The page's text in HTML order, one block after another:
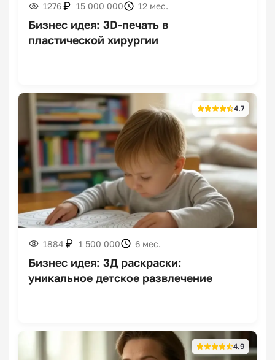
Франшизы магазинов
инструментов
Франшизы фермерских
магазинов
Франшизы крымских вин
станций
1276 15 000 000 12 мес.
Бизнес идея: 3D-печать в
пластической хирургии
4.7
1884 1 500 000 6 мес.
Бизнес идея: 3Д раскраски:
уникальное детское развлечение
4.9